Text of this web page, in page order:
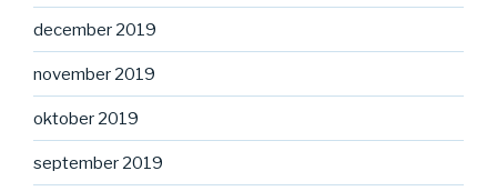
december 2019
november 2019
oktober 2019
september 2019